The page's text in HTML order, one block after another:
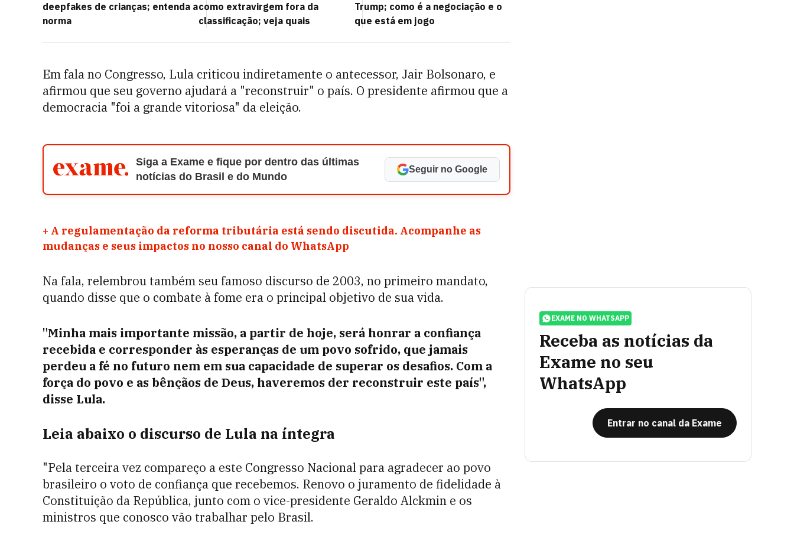
deepfakes de crianças; entenda a
norma
como extravirgem fora da
classificação; veja quais
Trump; como é a negociação e o
que está em jogo
Em fala no Congresso, Lula criticou indiretamente o antecessor, Jair Bolsonaro, e
afirmou que seu governo ajudará a "reconstruir" o país. O presidente afirmou que a
democracia "foi a grande vitoriosa" da eleição.
Siga a Exame e fique por dentro das últimas
notícias do Brasil e do Mundo
Seguir no Google
+ A regulamentação da reforma tributária está sendo discutida. Acompanhe as
mudanças e seus impactos no nosso canal do WhatsApp
Na fala, relembrou também seu famoso discurso de 2003, no primeiro mandato,
quando disse que o combate à fome era o principal objetivo de sua vida.
"Minha mais importante missão, a partir de hoje, será honrar a confiança
recebida e corresponder às esperanças de um povo sofrido, que jamais
perdeu a fé no futuro nem em sua capacidade de superar os desafios. Com a
força do povo e as bênçãos de Deus, haveremos der reconstruir este país",
disse Lula.
Leia abaixo o discurso de Lula na íntegra
"Pela terceira vez compareço a este Congresso Nacional para agradecer ao povo
brasileiro o voto de confiança que recebemos. Renovo o juramento de fidelidade à
Constituição da República, junto com o vice-presidente Geraldo Alckmin e os
ministros que conosco vão trabalhar pelo Brasil.
EXAME NO WHATSAPP
Receba as notícias da
Exame no seu
WhatsApp
Entrar no canal da Exame